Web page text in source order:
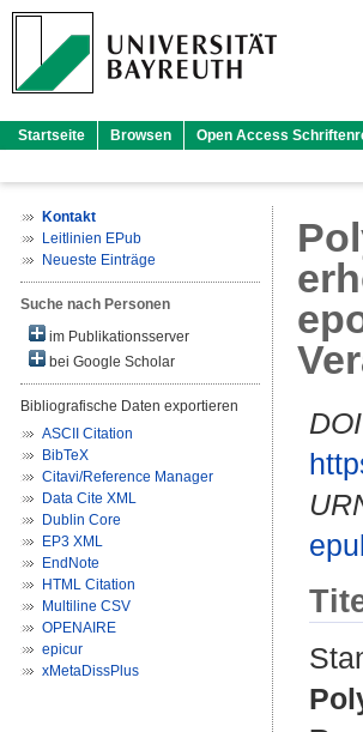
Startseite Browsen Open Access
Kontakt
Leitlinien EPub
Neueste Einträge
Suche nach Personen
im Publikationsserver
bei Google Scholar
Bibliografische Daten exportieren
ASCII Citation
BibTeX
Citavi/Reference Manager
Data Cite XML
Dublin Core
EP3 XML
EndNote
HTML Citation
Multiline CSV
OPENAIRE
epicur
xMetaDissPlus